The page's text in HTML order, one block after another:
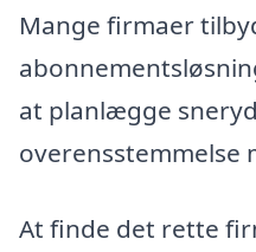
Mange firmaer
at planlægge
overensstemmelse
At finde det rette